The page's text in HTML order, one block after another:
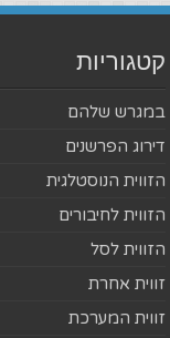
קטגוריות
במגרש שלהם
דירוג הפרשנים
הזווית הנוסטלגית
הזווית לחיבורים
הזווית לסל
זווית אחרת
זווית המערכת